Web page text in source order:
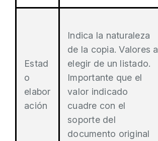
Estad
o
elabor
ación
Indica la naturaleza
de la copia. Valores a
elegir de un listado.
Importante que el
valor indicado
cuadre con el
soporte del
documento original